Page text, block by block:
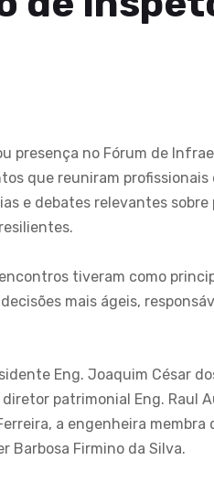
presença no Fórum de
que reuniram profissionais
e debates relevantes
tiveram como
mais ágeis,
Eng. Joaquim César
patrimonial Eng. Raul
a engenheira membra
Barbosa Firmino da Silva.